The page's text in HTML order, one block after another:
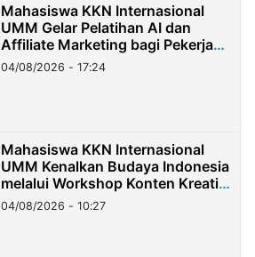
Mahasiswa KKN Internasional
UMM Gelar Pelatihan AI dan
Affiliate Marketing bagi Pekerja
Migran Indonesia di Taiwan
04/08/2026 - 17:24
Mahasiswa KKN Internasional
UMM Kenalkan Budaya Indonesia
melalui Workshop Konten Kreatif
di Taiwan
04/08/2026 - 10:27